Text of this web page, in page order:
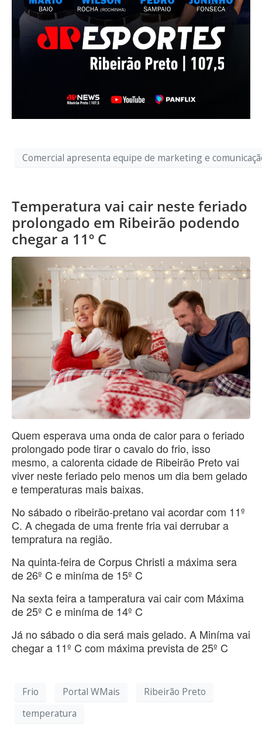
Comercial apresenta equipe de marketing e
Temperatura vai cair neste feriado
prolongado em Ribeirão podendo
chegar a 11º C
Quem esperava uma onda de calor para o feriado
prolongado pode tirar o cavalo do frio, isso
mesmo, a calorenta cidade de Ribeirão Preto vai
viver neste feriado pelo menos um dia bem gelado
e temperaturas mais baixas.
No sábado o ribeirão-pretano vai acordar com 11º
C. A chegada de uma frente fria vai derrubar a
tempratura na região.
Na quinta-feira de Corpus Christi a máxima sera
de 26º C e miníma de 15º C
Na sexta feira a tamperatura vai cair com Máxima
de 25º C e miníma de 14º C
Já no sábado o dia será mais gelado. A Miníma vai
chegar a 11º C com máxima prevista de 25º C
Frio Portal WMais
Ribeirão Preto
temperatura